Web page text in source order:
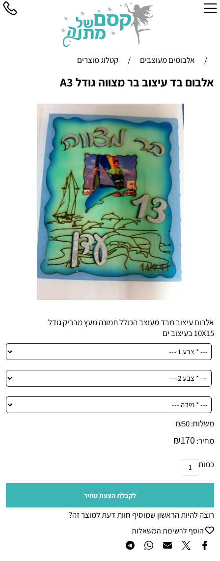
/ אלבומים מעוצבים / קטלוג מוצרים
אלבום בד עיצוב בר מצווה גודל A3
אלבום עיצוב מבד מעוצב הכולל תמונה מעץ מבריק גודל
10X15 בעיצוב ים
משלוח: ₪50
מחיר:
₪170
כמות
לקבלת הצעת מחיר
רוצה להיות הראשון שמוסיף חוות דעת למוצר זה?
הוסף לרשימת המשאלות